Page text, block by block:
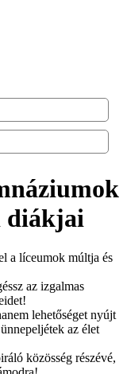
diákjai
a líceumok múltja és
az izgalmas
lehetőséget nyújt
az élet
közösség részévé,